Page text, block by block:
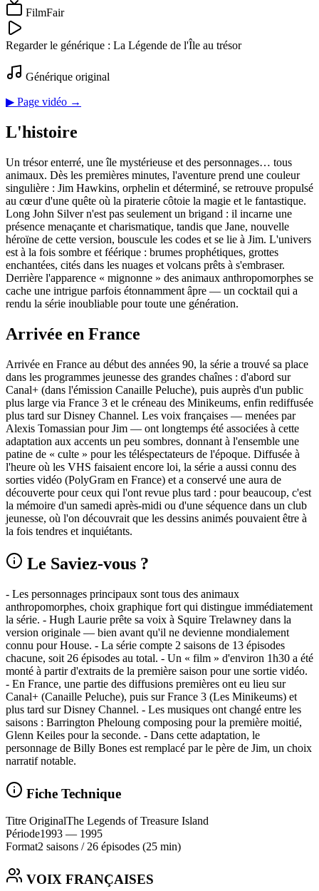
FilmFair
Regarder le générique : La Légende de l'Île au trésor
Générique original
▶ Page vidéo →
L'histoire
Un trésor enterré, une île mystérieuse et des personnages… tous
animaux. Dès les premières minutes, l'aventure prend une couleur
singulière : Jim Hawkins, orphelin et déterminé, se retrouve propulsé
au cœur d'une quête où la piraterie côtoie la magie et le fantastique.
Long John Silver n'est pas seulement un brigand : il incarne une
présence menaçante et charismatique, tandis que Jane, nouvelle
héroïne de cette version, bouscule les codes et se lie à Jim. L'univers
est à la fois sombre et féérique : brumes prophétiques, grottes
enchantées, cités dans les nuages et volcans prêts à s'embraser.
Derrière l'apparence « mignonne » des animaux anthropomorphes se
cache une intrigue parfois étonnamment âpre — un cocktail qui a
rendu la série inoubliable pour toute une génération.
Arrivée en France
Arrivée en France au début des années 90, la série a trouvé sa place
dans les programmes jeunesse des grandes chaînes : d'abord sur
Canal+ (dans l'émission Canaille Peluche), puis auprès d'un public
plus large via France 3 et le créneau des Minikeums, enfin rediffusée
plus tard sur Disney Channel. Les voix françaises — menées par
Alexis Tomassian pour Jim — ont longtemps été associées à cette
adaptation aux accents un peu sombres, donnant à l'ensemble une
patine de « culte » pour les téléspectateurs de l'époque. Diffusée à
l'heure où les VHS faisaient encore loi, la série a aussi connu des
sorties vidéo (PolyGram en France) et a conservé une aura de
découverte pour ceux qui l'ont revue plus tard : pour beaucoup, c'est
la mémoire d'un samedi après-midi ou d'une séquence dans un club
jeunesse, où l'on découvrait que les dessins animés pouvaient être à
la fois tendres et inquiétants.
Le Saviez-vous ?
- Les personnages principaux sont tous des animaux
anthropomorphes, choix graphique fort qui distingue immédiatement
la série. - Hugh Laurie prête sa voix à Squire Trelawney dans la
version originale — bien avant qu'il ne devienne mondialement
connu pour House. - La série compte 2 saisons de 13 épisodes
chacune, soit 26 épisodes au total. - Un « film » d'environ 1h30 a été
monté à partir d'extraits de la première saison pour une sortie vidéo.
- En France, une partie des diffusions premières ont eu lieu sur
Canal+ (Canaille Peluche), puis sur France 3 (Les Minikeums) et
plus tard sur Disney Channel. - Les musiques ont changé entre les
saisons : Barrington Pheloung composing pour la première moitié,
Glenn Keiles pour la seconde. - Dans cette adaptation, le
personnage de Billy Bones est remplacé par le père de Jim, un choix
narratif notable.
Fiche Technique
Titre OriginalThe Legends of Treasure Island
Période1993 — 1995
Format2 saisons / 26 épisodes (25 min)
VOIX FRANÇAISES